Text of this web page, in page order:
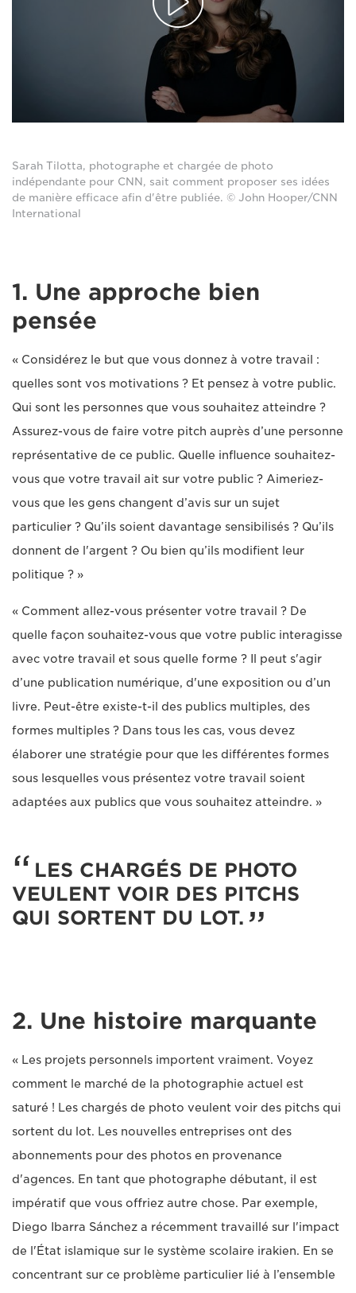
Sarah Tilotta, photographe et chargée de photo
indépendante pour CNN, sait comment proposer ses idées
de manière efficace afin d'être publiée. © John Hooper/CNN
International
1. Une approche bien
pensée
« Considérez le but que vous donnez à votre travail :
quelles sont vos motivations ? Et pensez à votre public.
Qui sont les personnes que vous souhaitez atteindre ?
Assurez-vous de faire votre pitch auprès d’une personne
représentative de ce public. Quelle influence souhaitez-
vous que votre travail ait sur votre public ? Aimeriez-
vous que les gens changent d’avis sur un sujet
particulier ? Qu’ils soient davantage sensibilisés ? Qu’ils
donnent de l'argent ? Ou bien qu’ils modifient leur
politique ? »
« Comment allez-vous présenter votre travail ? De
quelle façon souhaitez-vous que votre public interagisse
avec votre travail et sous quelle forme ? Il peut s'agir
d’une publication numérique, d'une exposition ou d’un
livre. Peut-être existe-t-il des publics multiples, des
formes multiples ? Dans tous les cas, vous devez
élaborer une stratégie pour que les différentes formes
sous lesquelles vous présentez votre travail soient
adaptées aux publics que vous souhaitez atteindre. »
LES CHARGÉS DE PHOTO
VEULENT VOIR DES PITCHS
QUI SORTENT DU LOT.
2. Une histoire marquante
« Les projets personnels importent vraiment. Voyez
comment le marché de la photographie actuel est
saturé ! Les chargés de photo veulent voir des pitchs qui
sortent du lot. Les nouvelles entreprises ont des
abonnements pour des photos en provenance
d'agences. En tant que photographe débutant, il est
impératif que vous offriez autre chose. Par exemple,
Diego Ibarra Sánchez a récemment travaillé sur l'impact
de l'État islamique sur le système scolaire irakien. En se
concentrant sur ce problème particulier lié à l’ensemble